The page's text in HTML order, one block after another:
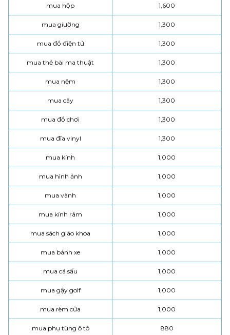
mua hộp 1,600
mua giường 1,300
mua đồ điện tử 1,300
mua thẻ bài ma thuật 1,300
mua nệm 1,300
mua cây 1,300
mua đồ chơi 1,300
mua đĩa vinyl 1,300
mua kính 1,000
mua hình ảnh 1,000
mua vành 1,000
mua kính râm 1,000
mua sách giáo khoa 1,000
mua bánh xe 1,000
mua cá sấu 1,000
mua gậy golf 1,000
mua rèm cửa 1,000
mua phụ tùng ô tô 880